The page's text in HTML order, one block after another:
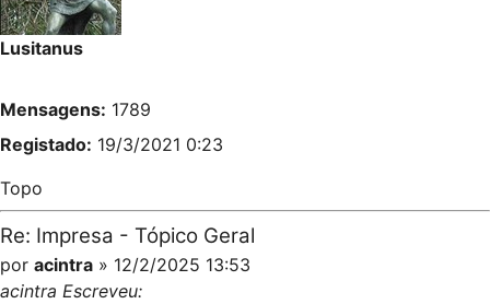
Lusitanus
Mensagens: 1789
Registado: 19/3/2021 0:23
Topo
Re: Impresa - Tópico Geral
por acintra » 12/2/2025 13:53
acintra Escreveu: